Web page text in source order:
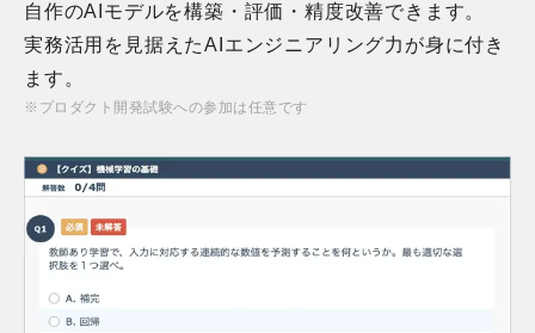
自作のAIモデルを構築・評価・精度改善できます。
実務活用を見据えたAIエンジニアリング力が身に付き
ます。
※プロダクト開発試験への参加は任意です